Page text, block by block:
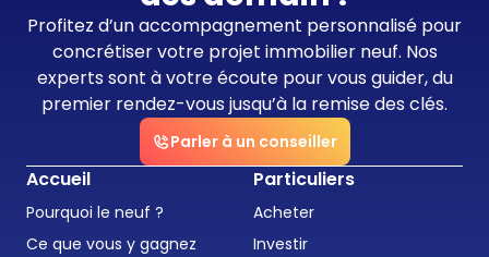
Profitez d’un accompagnement personnalisé pour
concrétiser votre projet immobilier neuf. Nos
experts sont à votre écoute pour vous guider, du
premier rendez-vous jusqu’à la remise des clés.
Parler à un conseiller
Accueil
Pourquoi le neuf ?
Ce que vous y gagnez
Particuliers
Acheter
Investir